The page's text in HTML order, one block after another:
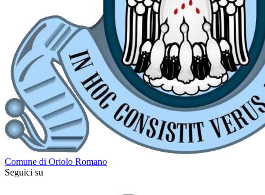
Comune di Oriolo Romano
Seguici su